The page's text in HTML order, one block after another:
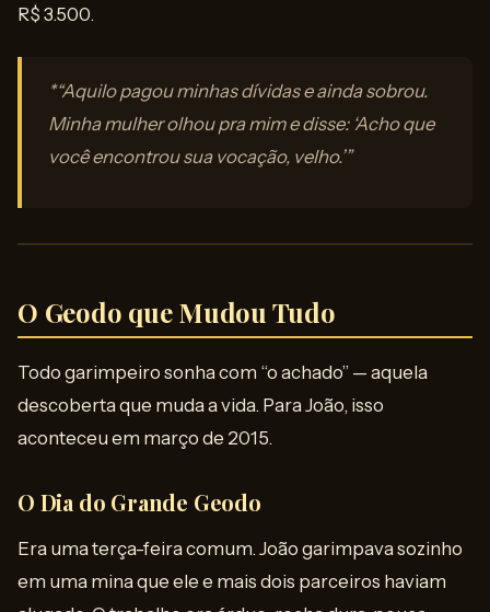
R$ 3.500.
*“Aquilo pagou minhas dívidas e ainda sobrou.
Minha mulher olhou pra mim e disse: ‘Acho que
você encontrou sua vocação, velho.’”
O Geodo que Mudou Tudo
Todo garimpeiro sonha com “o achado” — aquela
descoberta que muda a vida. Para João, isso
aconteceu em março de 2015.
O Dia do Grande Geodo
Era uma terça-feira comum. João garimpava sozinho
em uma mina que ele e mais dois parceiros haviam